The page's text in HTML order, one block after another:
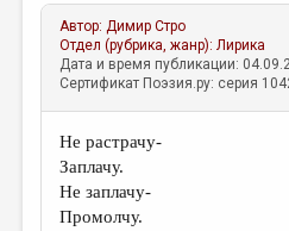
АВТОРЫ
КОММЕНТАРИИ
ЛИТСАЛОН
НОВОСТИ
ПРАВИЛА САЙТА
Автор:Димир Стро
Отдел (рубрика, жанр):Лирика
Дата и время публикации:
Сертификат Поэзия.ру: серия
Не растрачу-
Заплачу.
Не заплачу-
Промолчу.